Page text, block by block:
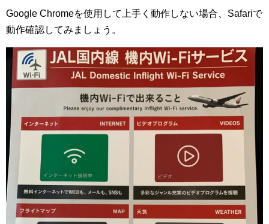
Google Chromeを使用して上手く動作しない場合、Safariで
動作確認してみましょう。